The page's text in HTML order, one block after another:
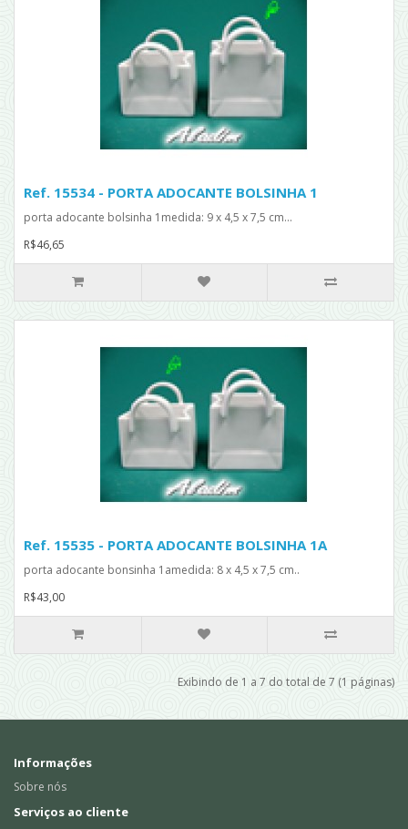
Ref. 15534 - PORTA ADOCANTE BOLSINHA 1
porta adocante bolsinha 1medida: 9 x 4,5 x 7,5 cm...
R$46,65
Ref. 15535 - PORTA ADOCANTE BOLSINHA 1A
porta adocante bonsinha 1amedida: 8 x 4,5 x 7,5 cm..
R$43,00
Exibindo de 1 a 7 do total de 7 (1 páginas)
Informações
Sobre nós
Serviços ao cliente